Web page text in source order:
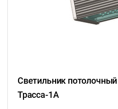
Светильник
Трасса-1А